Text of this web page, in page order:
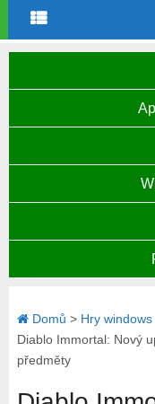
Domů > Hry windows
Diablo Immortal: Nový
předměty